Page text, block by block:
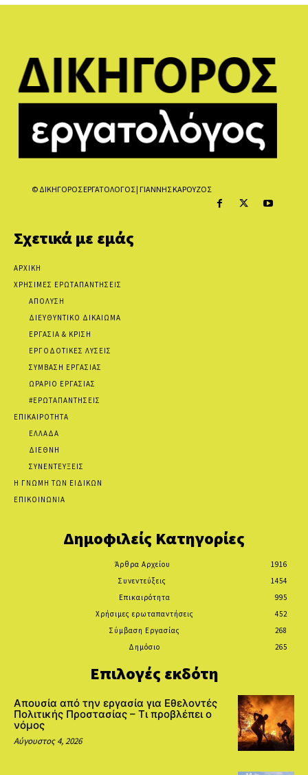
© ΔΙΚΗΓΟΡΟΣ ΕΡΓΑΤΟΛΟΓΟΣ | ΓΙΑΝΝΗΣ ΚΑΡΟΥΖΟΣ
Σχετικά με εμάς
ΑΡΧΙΚΗ
ΧΡΗΣΙΜΕΣ ΕΡΩΤΑΠΑΝΤΗΣΕΙΣ
ΑΠΟΛΥΣΗ
ΔΙΕΥΘΥΝΤΙΚΟ ΔΙΚΑΙΩΜΑ
ΕΡΓΑΣΙΑ & ΚΡΙΣΗ
ΕΡΓΟΔΟΤΙΚΕΣ ΛΥΣΕΙΣ
ΣΥΜΒΑΣΗ ΕΡΓΑΣΙΑΣ
ΩΡΑΡΙΟ ΕΡΓΑΣΙΑΣ
#ΕΡΩΤΑΠΑΝΤΗΣΕΙΣ
ΕΠΙΚΑΙΡΟΤΗΤΑ
ΕΛΛΑΔΑ
ΔΙΕΘΝΗ
ΣΥΝΕΝΤΕΥΞΕΙΣ
Η ΓΝΩΜΗ ΤΩΝ ΕΙΔΙΚΩΝ
ΕΠΙΚΟΙΝΩΝΙΑ
Δημοφιλείς Κατηγορίες
Άρθρα Αρχείου
1916
Συνεντεύξεις
1454
Επικαιρότητα
995
Χρήσιμες ερωταπαντήσεις
452
Σύμβαση Εργασίας
268
Δημόσιο
265
Επιλογές εκδότη
Απουσία από την εργασία για Εθελοντές
Πολιτικής Προστασίας – Τι προβλέπει ο
νόμος
Αύγουστος 4, 2026